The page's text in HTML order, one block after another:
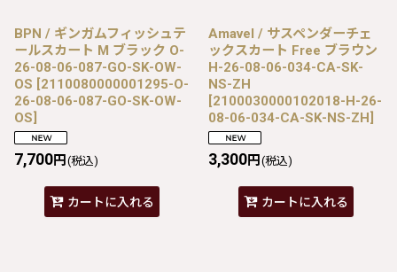
BPN / ギンガムフィッシュテ
ールスカート M ブラック O-
26-08-06-087-GO-SK-OW-
OS [2110080000001295-O-
26-08-06-087-GO-SK-OW-
OS]
7,700円 (税込)
カートに入れる
Amavel / サスペンダーチェ
ックスカート Free ブラウン
H-26-08-06-034-CA-SK-
NS-ZH
[2100030000102018-H-26-
08-06-034-CA-SK-NS-ZH]
3,300円 (税込)
カートに入れる